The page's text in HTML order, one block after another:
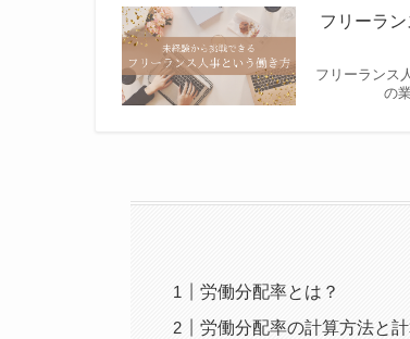
フリーラ
フリーランス
の
労働分配率とは？
労働分配率の計算方法と